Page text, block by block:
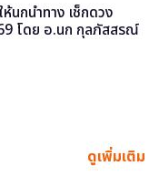
ห้นกนำทาง เช็กดวง
โดย อ.นก กุลภัสสรณ์
ดูเพิ่มเติม